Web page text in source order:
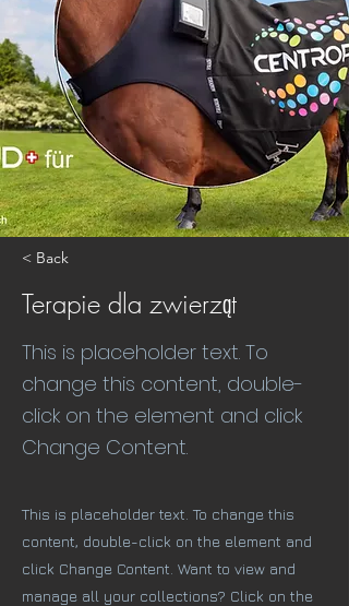
< Back
Terapie dla zwierząt
This is placeholder text. To
change this content, double-
click on the element and click
Change Content.
This is placeholder text. To change this
content, double-click on the element and
click Change Content. Want to view and
manage all your collections? Click on the